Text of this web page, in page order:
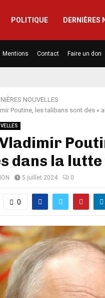
POLITIQUE DERNIÈRES
Mentions Contact Faire un don
NOUVELLES
Poutine, les talibans sont des «
dans la
5 juillet 2024 0
0